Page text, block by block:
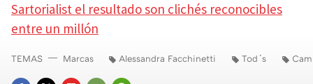
Sartorialist el resultado son clichés reconocibles
entre un millón
TEMAS Marcas Alessandra Facchinetti Tod´s